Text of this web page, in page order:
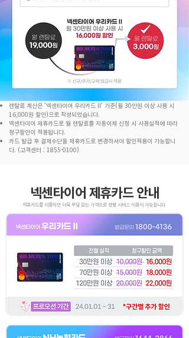
렌탈료 계산은 '넥센타이어 우리카드 II' 기준(월 30만원 이상 사용 시
16,000원 할인)으로 작성되었습니다.
넥센타이어 제휴카드로 월 렌탈료를 자동이체 신청 시 사용실적에 따라
청구할인이 적용됩니다.
카드 발급 후 결제수단을 제휴카드로 변경하셔야 할인적용이 가능합니
다. (고객센터 : 1855-0100)
​넥센타이어 제휴카드 안내
제휴카드를 이용하면 더욱 부담 없는 가격으로 렌탈 서비스 이용이 가능합니다.